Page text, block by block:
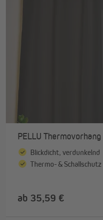
PELLU Thermovorhang
Blickdicht, verdunkelnd
Thermo- & Schallschutz
ab 35,59 €